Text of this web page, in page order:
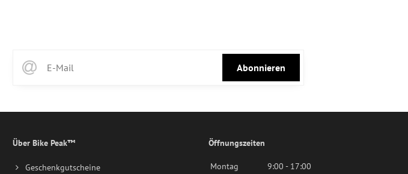
Abonnieren
Über Bike Peak™
Geschenkgutscheine
Öffnungszeiten
Montag
9:00 - 17:00